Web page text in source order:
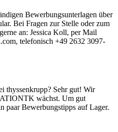
Bewerbungsunterlagen über
Bei Fragen zur Stelle oder zum
an: Jessica Koll, per Mail
telefonisch +49 2632 3097-
thyssenkrupp? Sehr gut! Wir
wächst. Um gut
paar Bewerbungstipps auf Lager.